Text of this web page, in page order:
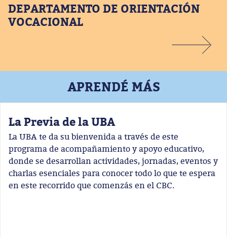
DEPARTAMENTO DE ORIENTACIÓN
VOCACIONAL
APRENDÉ MÁS
La Previa de la UBA
La UBA te da su bienvenida a través de este
programa de acompañamiento y apoyo educativo,
donde se desarrollan actividades, jornadas, eventos y
charlas esenciales para conocer todo lo que te espera
en este recorrido que comenzás en el CBC.